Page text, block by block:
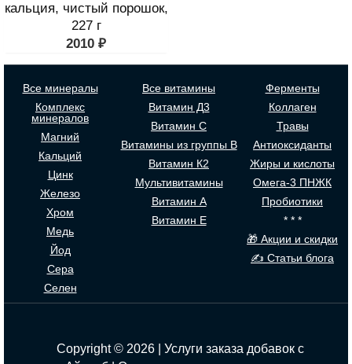
кальция, чистый порошок,
227 г
2010 ₽
Все минералы
Комплекс
минералов
Магний
Кальций
Цинк
Железо
Хром
Медь
Йод
Сера
Селен
Все витамины
Витамин Д3
Витамин С
Витамины из группы В
Витамин К2
Мультивитамины
Витамин А
Витамин Е
Ферменты
Коллаген
Травы
Антиоксиданты
Жиры и кислоты
Омега-3 ПНЖК
Пробиотики
* * *
🎁 Акции и скидки
✍ Статьи блога
Copyright © 2026 | Услуги заказа добавок с